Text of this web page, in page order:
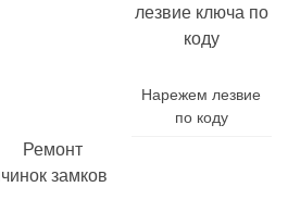
Нарежем лезвие
по коду